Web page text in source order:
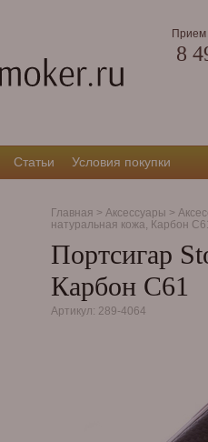
Прием
8
Статьи Условия покупки
Главная > Аксессуары >
натуральная кожа, Карбон
Портсигар
Карбон C61
Артикул: 289-4064